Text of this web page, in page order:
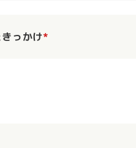
っかけ*